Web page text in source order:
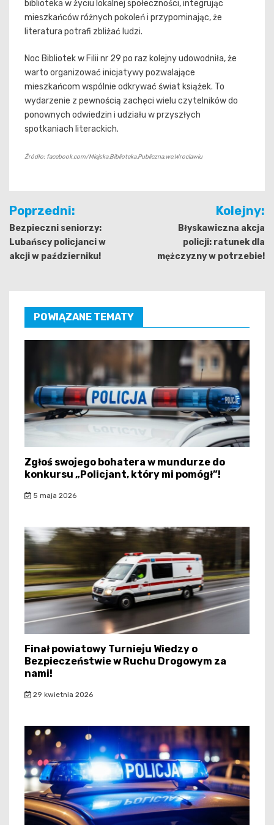
biblioteka w życiu lokalnej społeczności, integrując
mieszkańców różnych pokoleń i przypominając, że
literatura potrafi zbliżać ludzi.
Noc Bibliotek w Filii nr 29 po raz kolejny udowodniła, że
warto organizować inicjatywy pozwalające
mieszkańcom wspólnie odkrywać świat książek. To
wydarzenie z pewnością zachęci wielu czytelników do
ponownych odwiedzin i udziału w przyszłych
spotkaniach literackich.
Źródło: facebook.com/Miejska.Biblioteka.Publiczna.we.Wroclawiu
Nawigacja
wpisu
Poprzedni:
Bezpieczni seniorzy:
Lubańscy policjanci w
akcji w październiku!
Kolejny:
Błyskawiczna akcja
policji: ratunek dla
mężczyzny w potrzebie!
POWIĄZANE TEMATY
Zgłoś swojego bohatera w mundurze do
konkursu „Policjant, który mi pomógł”!
5 maja 2026
Finał powiatowy Turnieju Wiedzy o
Bezpieczeństwie w Ruchu Drogowym za
nami!
29 kwietnia 2026